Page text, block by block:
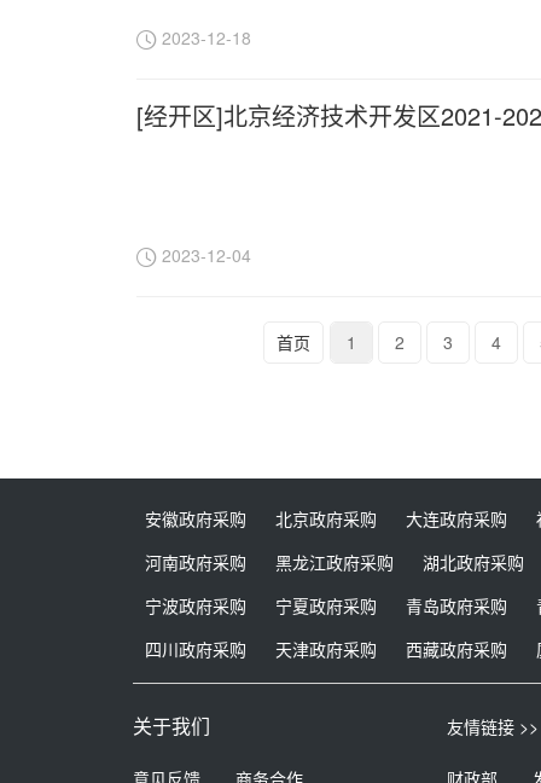
2023-12-18
[经开区]北京经济技术开发区2021-
2023-12-04
1 2 3 4
首页
安徽政府采购 北京政府采购 大连政府采购
河南政府采购
黑龙江政府采购
湖北政府采购
宁波政府采购
宁夏政府采购 青岛政府采购
四川政府采购
天津政府采购 西藏政府采购
关于我们
意见反馈 商务合作
友情链接 >>
财政部